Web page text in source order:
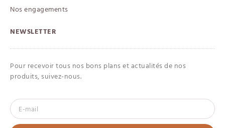
Nos engagements
NEWSLETTER
Pour recevoir tous nos bons plans et actualités de nos
produits, suivez-nous.